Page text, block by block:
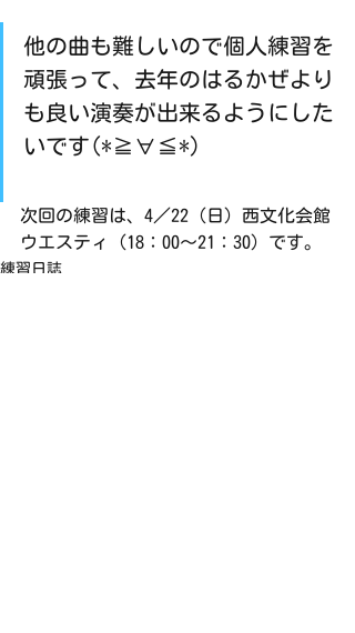
他の曲も難しいので個人練習を
頑張って、去年のはるかぜより
も良い演奏が出来るようにした
いです(*≧∀≦*)
次回の練習は、4／22（日）西文化会館
ウエスティ（18：00～21：30）です。
練習日誌